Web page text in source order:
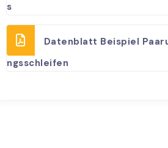
s
Datenblatt Beispiel
ngsschleifen